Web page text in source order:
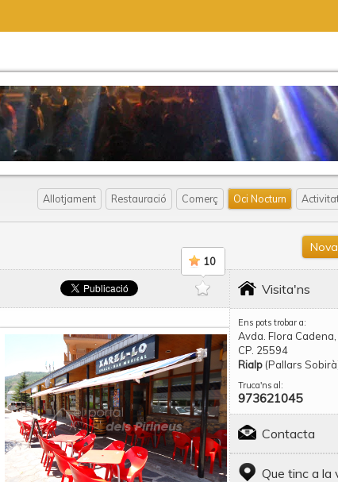
Allotjament Restauració Comerç Oci Nocturn
10
Visita'ns
Ens pots trobar a:
Avda. Flora Cadena,
CP. 25594
Rialp (Pallars
Truca'ns al:
973621045
Contacta
Que tinc a la